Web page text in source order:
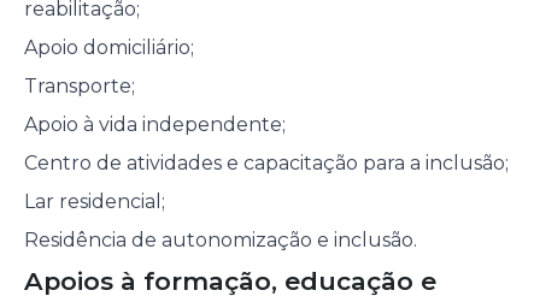
reabilitação;
Apoio domiciliário;
Transporte;
Apoio à vida independente;
Centro de atividades e capacitação para a inclusão;
Lar residencial;
Residência de autonomização e inclusão.
Apoios à formação, educação e